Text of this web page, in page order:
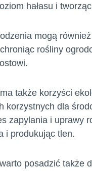
hałasu i
mogą
chroniąc rośliny
także korzyści
korzystnych dla
zapylania i uprawy
i produkując tlen.
posadzić